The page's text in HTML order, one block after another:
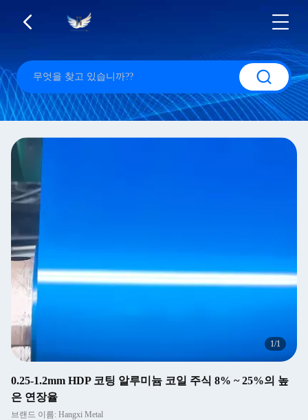
1/1
0.25-1.2mm HDP 코팅 알루미늄 코일 주식 8% ~ 25%의 높
은 연장율
브랜드 이름: Hangxi Metal